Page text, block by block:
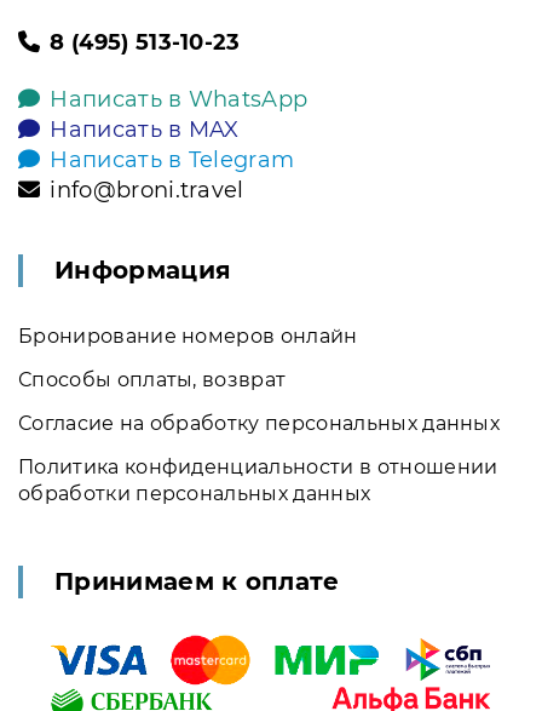
8 (495) 513-10-23
Написать в WhatsApp
Написать в MAX
Написать в Telegram
info@broni.travel
Информация
Бронирование номеров онлайн
Способы оплаты, возврат
Согласие на обработку персональных данных
Политика конфиденциальности в отношении
обработки персональных данных
Принимаем к оплате